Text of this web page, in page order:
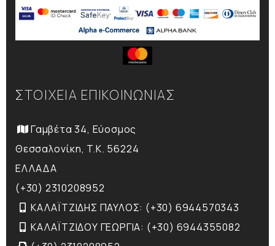
ΣΤΟΙΧΕΙΑ ΕΠΙΚΟΙΝΩΝΙΑΣ
Γαμβέτα 34, Εύοσμος
Θεσσαλονίκη, T.K. 56224
ΕΛΛΑΔΑ
(+30) 2310208952
ΚΑΛΑΪΤΖΙΔΗΣ ΠΑΥΛΟΣ: (+30) 6944570343
ΚΑΛΑΪΤΖΙΔΟΥ ΓΕΩΡΓΙΑ: (+30) 6944355082